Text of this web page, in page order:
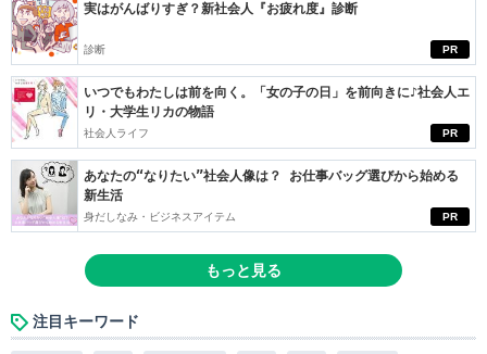
PR
実はがんばりすぎ？新社会人『お疲れ度』診断
診断
PR
いつでもわたしは前を向く。「女の子の日」を前向きに♪社会人エ
リ・大学生リカの物語
社会人ライフ
PR
あなたの“なりたい”社会人像は？ お仕事バッグ選びから始める
新生活
身だしなみ・ビジネスアイテム
もっと見る
注目キーワード